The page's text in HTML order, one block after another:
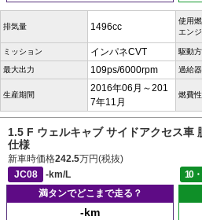
排気量 1496cc
使用
エン
ミッション インパネCVT 駆動
最大出力 109ps/6000rpm 過給器
生産期間
2016年06月～201
7年11月
燃費
1.5 F ウェルキャブ サイドアクセス車
仕様
新車時価格242.5万円(税抜)
JC08
-km/L 10
満タンでどこまで走る？
-km